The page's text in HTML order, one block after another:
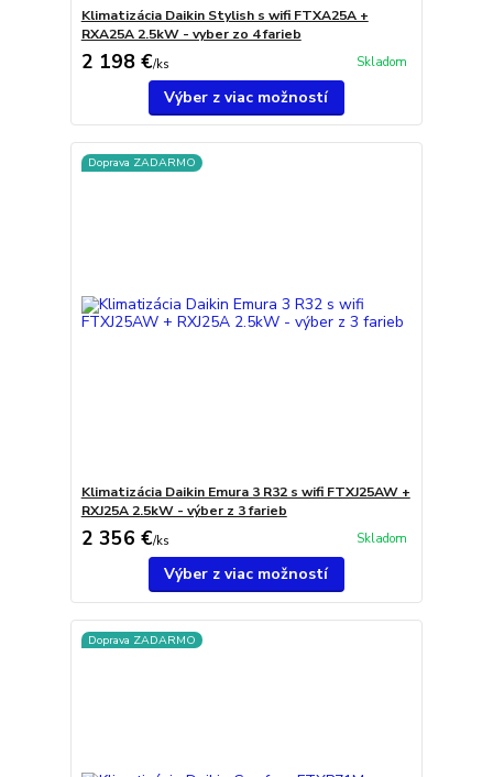
Klimatizácia Daikin Stylish s wifi FTXA25A +
RXA25A 2.5kW - vyber zo 4 farieb
2 198 €/ks Skladom
Výber z viac možností
Doprava ZADARMO
Klimatizácia Daikin Emura 3 R32 s wifi FTXJ25AW +
RXJ25A 2.5kW - výber z 3 farieb
2 356 €/ks Skladom
Výber z viac možností
Doprava ZADARMO